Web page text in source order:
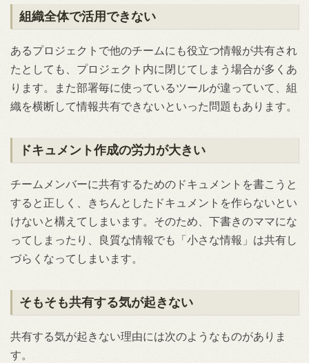
組織全体で活用できない
あるプロジェクトで他のチームにも役立つ情報が共有され
たとしても、プロジェクト内に閉じてしまう場合が多くあ
ります。また部署毎に使っているツールが違っていて、組
織を横断して情報共有できないといった問題もあります。
ドキュメント作成の労力が大きい
チームメンバーに共有するためのドキュメントを書こうと
すると正しく、きちんとしたドキュメントを作らないとい
けないと構えてしまいます。そのため、下書きのママにな
ってしまったり、良質な情報でも「小さな情報」は共有し
づらくなってしまいます。
そもそも共有する気が起きない
共有する気が起きない理由には次のようなものがありま
す。